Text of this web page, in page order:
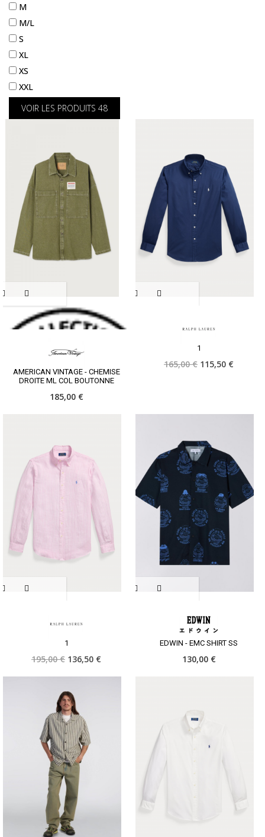
M
M/L
S
XL
XS
XXL
VOIR LES PRODUITS 48
AMERICAN VINTAGE - CHEMISE
DROITE ML COL BOUTONNE
185,00 €
1
165,00 € 115,50 €
1
195,00 € 136,50 €
EDWIN - EMC SHIRT SS
130,00 €